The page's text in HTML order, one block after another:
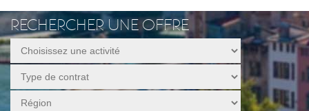
RECHERCHER UNE OFFRE